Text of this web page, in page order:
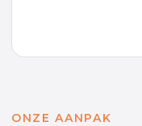
ONZE AANPAK